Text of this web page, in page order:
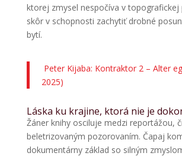
ktorej zmysel nespočíva v topografickej
skôr v schopnosti zachytiť drobné
bytí.
Peter Kijaba: Kontraktor 2 – Alter
2025)
Láska ku krajine, ktorá nie je
Žáner knihy osciluje medzi reportážou,
beletrizovaným pozorovaním. Čapaj
dokumentárny základ so silným